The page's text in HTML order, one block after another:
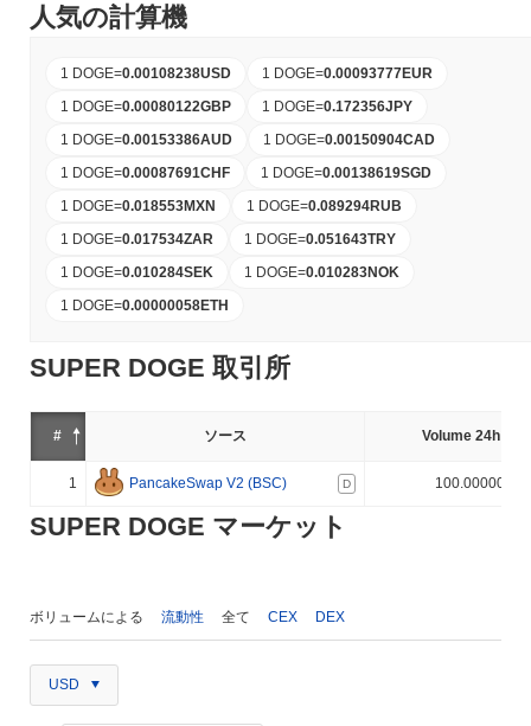
人気の計算機
1 DOGE=0.00108238USD 1 DOGE=0.00093777EUR
1 DOGE=0.00080122GBP 1 DOGE=0.172356JPY
1 DOGE=0.00153386AUD 1 DOGE=0.00150904CAD
1 DOGE=0.00087691CHF 1 DOGE=0.00138619SGD
1 DOGE=0.018553MXN 1 DOGE=0.089294RUB
1 DOGE=0.017534ZAR 1 DOGE=0.051643TRY
1 DOGE=0.010284SEK 1 DOGE=0.010283NOK
1 DOGE=0.00000058ETH
SUPER DOGE 取引所
# ソース Volume 24h (%)
1 PancakeSwap V2 (BSC) D 100.000000%
SUPER DOGE マーケット
ボリュームによる 流動性 全て CEX DEX
USD